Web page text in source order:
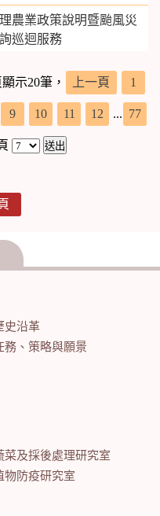
農業政策說明暨颱風災
巡迴服務
示20筆， 上一頁 1
9 10 11 12 ... 77
史沿革
務、策略與願景
菜及採後處理研究室
物防疫研究室